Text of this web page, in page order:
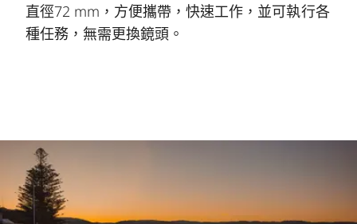
直徑72 mm，方便攜帶，快速工作，並可執行各
種任務，無需更換鏡頭。